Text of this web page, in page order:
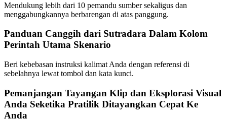
Mendukung lebih dari 10 pemandu sumber sekaligus dan
menggabungkannya berbarengan di atas panggung.
Panduan Canggih dari Sutradara Dalam Kolom
Perintah Utama Skenario
Beri kebebasan instruksi kalimat Anda dengan referensi di
sebelahnya lewat tombol dan kata kunci.
Pemanjangan Tayangan Klip dan Eksplorasi Visual
Anda Seketika Pratilik Ditayangkan Cepat Ke
Anda